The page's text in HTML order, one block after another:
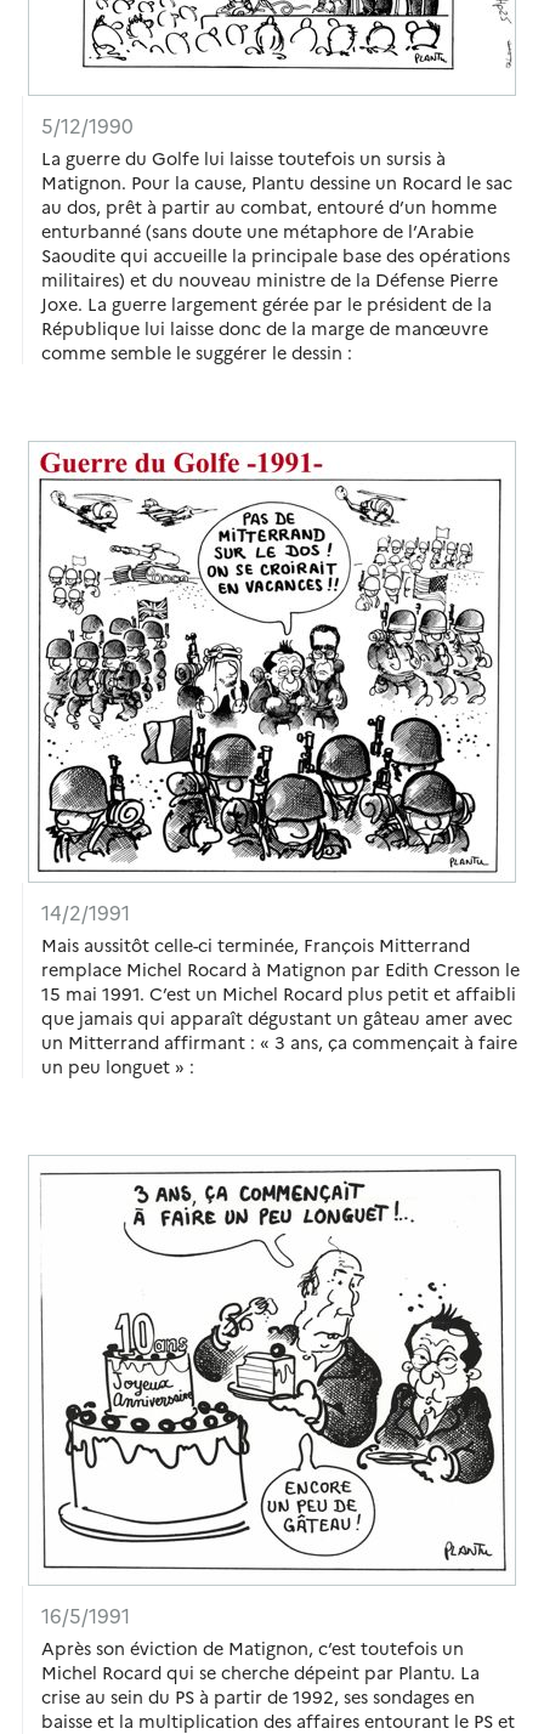
5/12/1990
La guerre du Golfe lui laisse toutefois un sursis à
Matignon. Pour la cause, Plantu dessine un Rocard le sac
au dos, prêt à partir au combat, entouré d’un homme
enturbanné (sans doute une métaphore de l’Arabie
Saoudite qui accueille la principale base des opérations
militaires) et du nouveau ministre de la Défense Pierre
Joxe. La guerre largement gérée par le président de la
République lui laisse donc de la marge de manœuvre
comme semble le suggérer le dessin :
14/2/1991
Mais aussitôt celle-ci terminée, François Mitterrand
remplace Michel Rocard à Matignon par Edith Cresson le
15 mai 1991. C’est un Michel Rocard plus petit et affaibli
que jamais qui apparaît dégustant un gâteau amer avec
un Mitterrand affirmant : « 3 ans, ça commençait à faire
un peu longuet » :
16/5/1991
Après son éviction de Matignon, c’est toutefois un
Michel Rocard qui se cherche dépeint par Plantu. La
crise au sein du PS à partir de 1992, ses sondages en
baisse et la multiplication des affaires entourant le PS et